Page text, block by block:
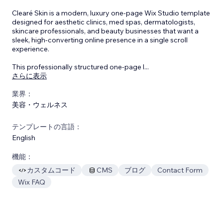
Clearé Skin is a modern, luxury one-page Wix Studio template
designed for aesthetic clinics, med spas, dermatologists,
skincare professionals, and beauty businesses that want a
sleek, high-converting online presence in a single scroll
experience.
This professionally structured one-page l...
さらに表示
業界：
美容・ウェルネス
テンプレートの言語：
English
機能：
カスタムコード
CMS ブログ
Contact Form
Wix FAQ